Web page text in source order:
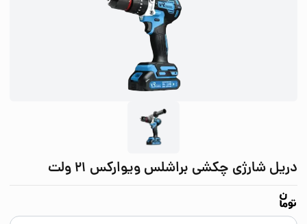
دریل شارژی چکشی براشلس ویوارکس 21 ولت